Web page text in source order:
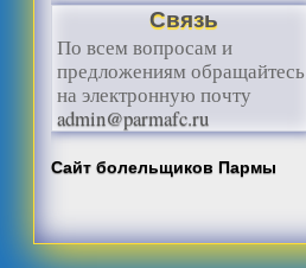
Связь
По всем вопросам и
предложениям обращайтесь
на электронную почту
admin@parmafc.ru
Сайт болельщиков Пармы